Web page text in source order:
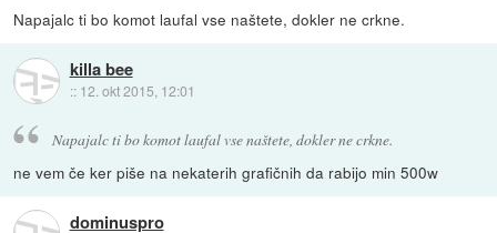
Napajalc ti bo komot laufal vse naštete, dokler ne crkne.
killa bee
:: 12. okt 2015, 12:01
Napajalc ti bo komot laufal vse naštete, dokler ne crkne.
ne vem če ker piše na nekaterih grafičnih da rabijo min 500w
dominuspro